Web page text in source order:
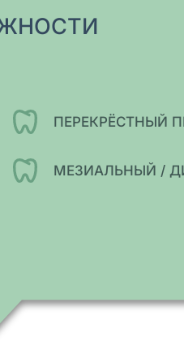
ПЕРЕКРЁСТНЫЙ
МЕЗИАЛЬНЫЙ /